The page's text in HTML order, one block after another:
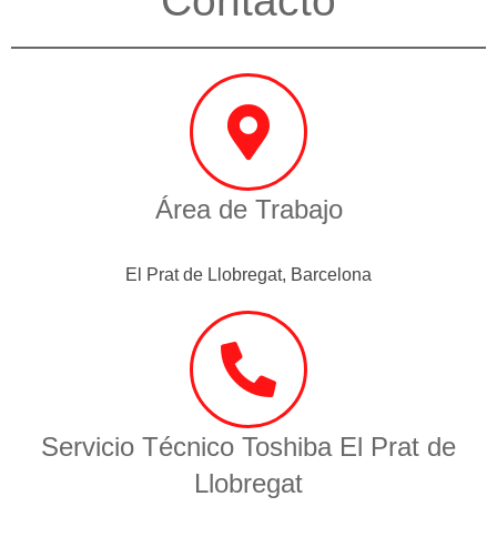
Área de Trabajo
El Prat de Llobregat, Barcelona
Servicio Técnico Toshiba El Prat de
Llobregat